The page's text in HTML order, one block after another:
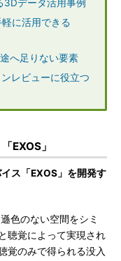
3Dデータ活用事例
に活用できる
へ足りない要素
レビューに役立つ
EXOS」
ス「EXOS」を開発す
色のない空間をシミ
聴覚によって実現され
覚のみで得られる没入